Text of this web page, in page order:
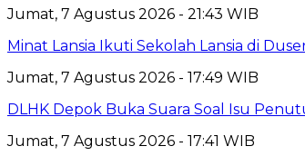
Jumat, 7 Agustus 2026 - 21:43 WIB
Minat Lansia Ikuti Sekolah Lansia di
Jumat, 7 Agustus 2026 - 17:49 WIB
DLHK Depok Buka Suara Soal Isu
Jumat, 7 Agustus 2026 - 17:41 WIB